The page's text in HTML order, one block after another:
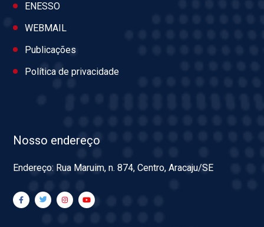
ENESSO
WEBMAIL
Publicações
Política de privacidade
Nosso endereço
Endereço: Rua Maruim, n. 874, Centro, Aracaju/SE